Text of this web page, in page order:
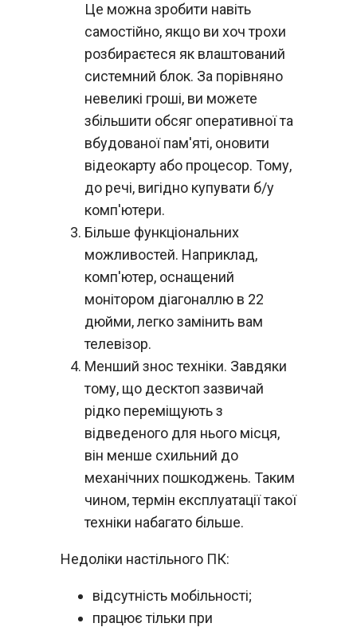
Це можна зробити навіть
самостійно, якщо ви хоч трохи
розбираєтеся як влаштований
системний блок. За порівняно
невеликі гроші, ви можете
збільшити обсяг оперативної та
вбудованої пам'яті, оновити
відеокарту або процесор. Тому,
до речі, вигідно купувати б/у
комп'ютери.
Більше функціональних
можливостей. Наприклад,
комп'ютер, оснащений
монітором діагоналлю в 22
дюйми, легко замінить вам
телевізор.
Менший знос техніки. Завдяки
тому, що десктоп зазвичай
рідко переміщують з
відведеного для нього місця,
він менше схильний до
механічних пошкоджень. Таким
чином, термін експлуатації такої
техніки набагато більше.
Недоліки настільного ПК:
відсутність мобільності;
працює тільки при